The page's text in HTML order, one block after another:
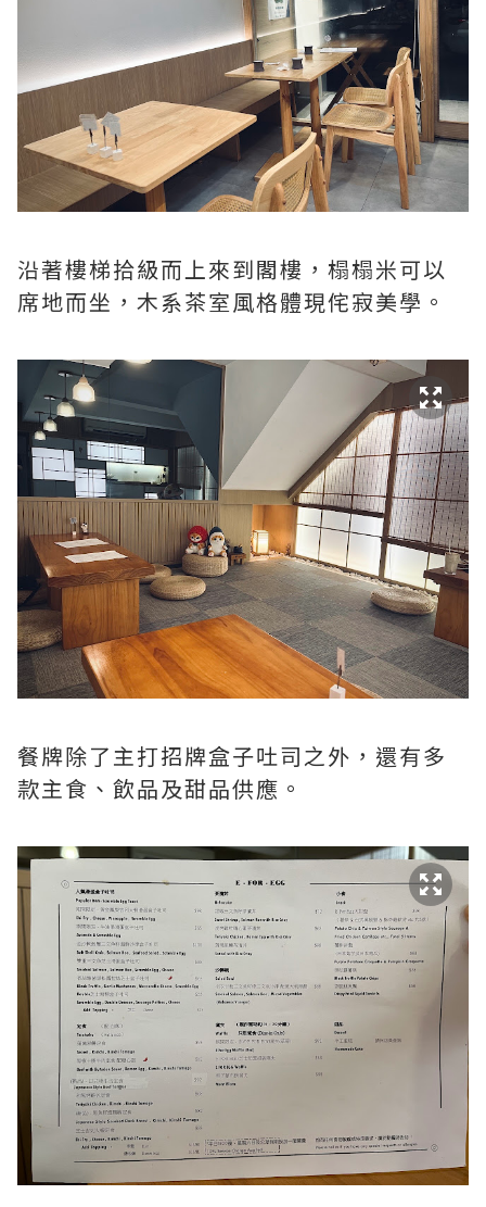
沿著樓梯拾級而上來到閣樓，榻榻米可以
席地而坐，木系茶室風格體現侘寂美學。
餐牌除了主打招牌盒子吐司之外，還有多
款主食、飲品及甜品供應。